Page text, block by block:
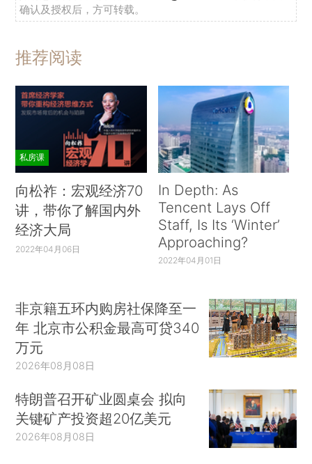
确认及授权后，方可转载。
推荐阅读
私房课
向松祚：宏观经济70
讲，带你了解国内外
经济大局
2022年04月06日
In Depth: As
Tencent Lays Off
Staff, Is Its ‘Winter’
Approaching?
2022年04月01日
非京籍五环内购房社保降至一
年 北京市公积金最高可贷340
万元
2026年08月08日
特朗普召开矿业圆桌会 拟向
关键矿产投资超20亿美元
2026年08月08日